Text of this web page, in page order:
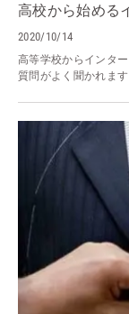
高校から始める
2020/10/14
高等学校からインタ
質問がよく聞かれます